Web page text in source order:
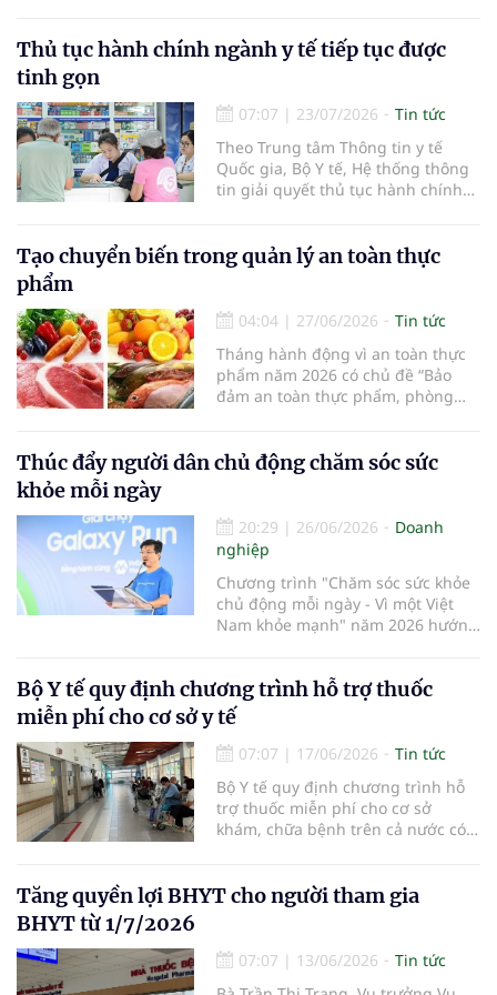
dựng khung pháp lý để y dược cổ
truyền vừa phát huy giá trị vừa bảo
Thủ tục hành chính ngành y tế tiếp tục được
tinh gọn
07:07 | 23/07/2026
Tin tức
Theo Trung tâm Thông tin y tế
Quốc gia, Bộ Y tế, Hệ thống thông
tin giải quyết thủ tục hành chính
công với Cổng Dịch vụ công Quốc
gia, cho phép đồng bộ hồ sơ và
Tạo chuyển biến trong quản lý an toàn thực
phẩm
04:04 | 27/06/2026
Tin tức
Tháng hành động vì an toàn thực
phẩm năm 2026 có chủ đề “Bảo
đảm an toàn thực phẩm, phòng
phố” trên phạm vi cả nước vừa kết
Thúc đẩy người dân chủ động chăm sóc sức
khỏe mỗi ngày
20:29 | 26/06/2026
Doanh
nghiệp
Chương trình "Chăm sóc sức khỏe
chủ động mỗi ngày - Vì một Việt
Nam khỏe mạnh" năm 2026 hướng
phòng bệnh, đồng thời thúc đẩy
ứng dụng công nghệ số để nâng
cao chất lượng chăm sóc sức khỏe
trong
Bộ Y tế quy định chương trình hỗ trợ thuốc
miễn phí cho cơ sở y tế
07:07 | 17/06/2026
Tin tức
Bộ Y tế quy định chương trình hỗ
trợ thuốc miễn phí cho cơ sở
khám, chữa bệnh trên cả nước có
Tăng quyền lợi BHYT cho người tham gia
BHYT từ 1/7/2026
07:07 | 13/06/2026
Tin tức